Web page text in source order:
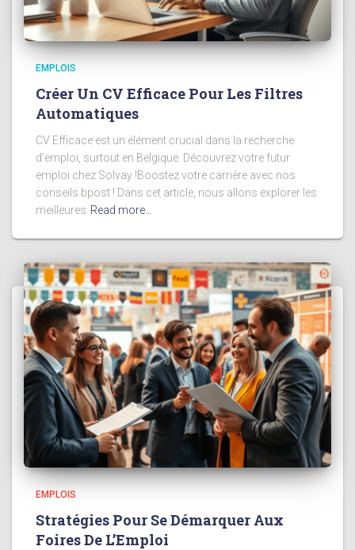
EMPLOIS
Créer Un CV Efficace Pour Les Filtres
Automatiques
CV Efficace est un élément crucial dans la recherche
d’emploi, surtout en Belgique. Découvrez votre futur
emploi chez Solvay !Boostez votre carrière avec nos
conseils bpost ! Dans cet article, nous allons explorer les
meilleures Read more…
EMPLOIS
Stratégies Pour Se Démarquer Aux
Foires De L’Emploi